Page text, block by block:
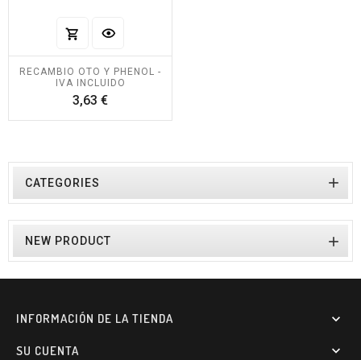
RECAMBIO OTO Y PHENOL -
IVA INCLUIDO
3,63 €Precio
CATEGORIES 
NEW PRODUCT 
INFORMACIÓN DE LA TIENDA 
SU CUENTA 